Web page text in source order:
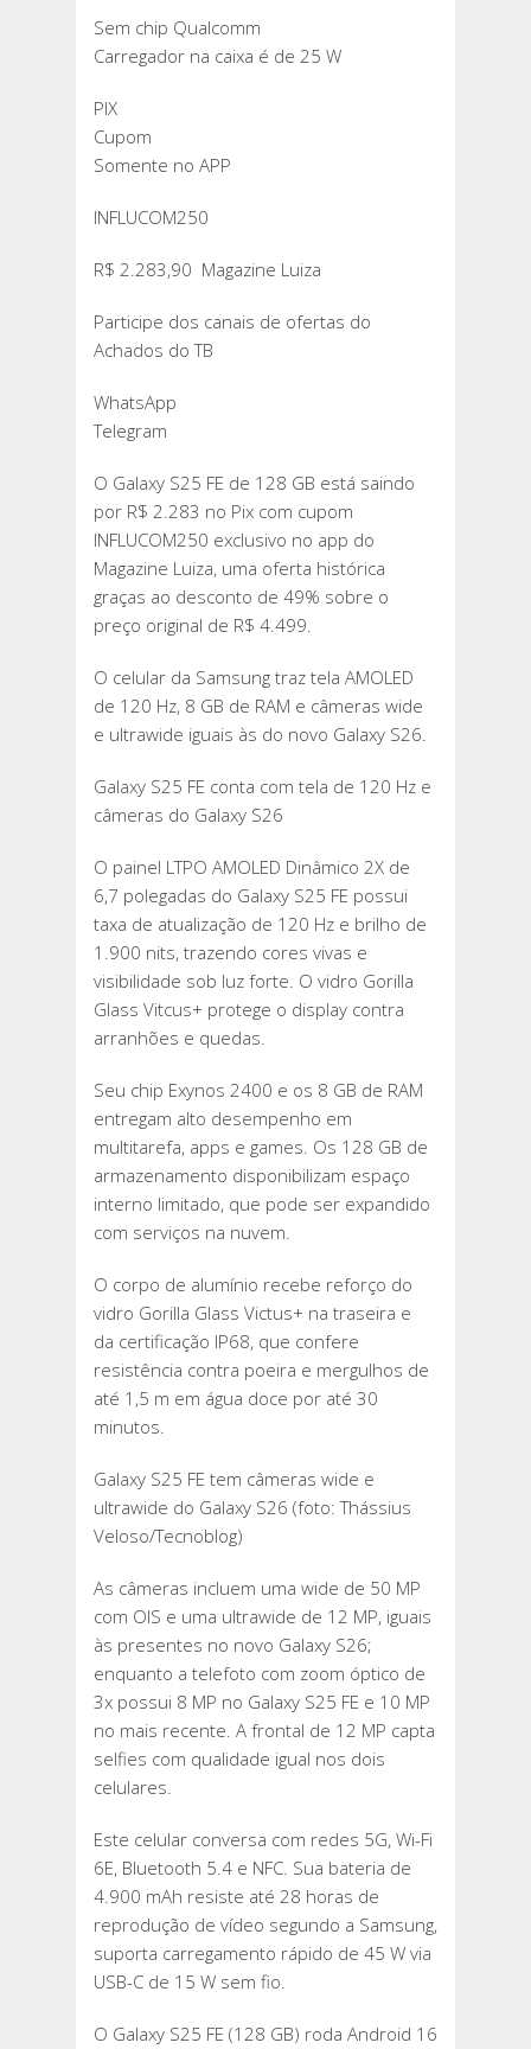
Sem chip Qualcomm
Carregador na caixa é de 25 W
PIX
Cupom
Somente no APP
INFLUCOM250
R$ 2.283,90 Magazine Luiza
Participe dos canais de ofertas do
Achados do TB
WhatsApp
Telegram
O Galaxy S25 FE de 128 GB está saindo
por R$ 2.283 no Pix com cupom
INFLUCOM250 exclusivo no app do
Magazine Luiza, uma oferta histórica
graças ao desconto de 49% sobre o
preço original de R$ 4.499.
O celular da Samsung traz tela AMOLED
de 120 Hz, 8 GB de RAM e câmeras wide
e ultrawide iguais às do novo Galaxy S26.
Galaxy S25 FE conta com tela de 120 Hz e
câmeras do Galaxy S26
O painel LTPO AMOLED Dinâmico 2X de
6,7 polegadas do Galaxy S25 FE possui
taxa de atualização de 120 Hz e brilho de
1.900 nits, trazendo cores vivas e
visibilidade sob luz forte. O vidro Gorilla
Glass Vitcus+ protege o display contra
arranhões e quedas.
Seu chip Exynos 2400 e os 8 GB de RAM
entregam alto desempenho em
multitarefa, apps e games. Os 128 GB de
armazenamento disponibilizam espaço
interno limitado, que pode ser expandido
com serviços na nuvem.
O corpo de alumínio recebe reforço do
vidro Gorilla Glass Victus+ na traseira e
da certificação IP68, que confere
resistência contra poeira e mergulhos de
até 1,5 m em água doce por até 30
minutos.
Galaxy S25 FE tem câmeras wide e
ultrawide do Galaxy S26 (foto: Thássius
Veloso/Tecnoblog)
As câmeras incluem uma wide de 50 MP
com OIS e uma ultrawide de 12 MP, iguais
às presentes no novo Galaxy S26;
enquanto a telefoto com zoom óptico de
3x possui 8 MP no Galaxy S25 FE e 10 MP
no mais recente. A frontal de 12 MP capta
selfies com qualidade igual nos dois
celulares.
Este celular conversa com redes 5G, Wi-Fi
6E, Bluetooth 5.4 e NFC. Sua bateria de
4.900 mAh resiste até 28 horas de
reprodução de vídeo segundo a Samsung,
suporta carregamento rápido de 45 W via
USB-C de 15 W sem fio.
O Galaxy S25 FE (128 GB) roda Android 16